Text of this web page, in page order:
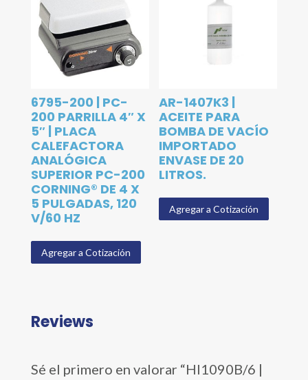
6795-200 | PC-
200 PARRILLA 4″ X
5″ | PLACA
CALEFACTORA
ANALÓGICA
SUPERIOR PC-200
CORNING® DE 4 X
5 PULGADAS, 120
V/60 HZ
Agregar a Cotización
AR-1407K3 |
ACEITE PARA
BOMBA DE VACÍO
IMPORTADO
ENVASE DE 20
LITROS.
Agregar a Cotización
Reviews
Sé el primero en valorar “HI1090B/6 |